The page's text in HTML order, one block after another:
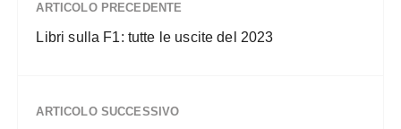
ARTICOLO PRECEDENTE
Libri sulla F1: tutte le uscite del 2023
ARTICOLO SUCCESSIVO